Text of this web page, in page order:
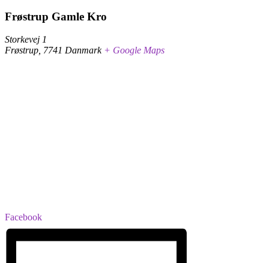
Frøstrup Gamle Kro
Storkevej 1
Frøstrup 7741 Danmark + Google Maps
Facebook